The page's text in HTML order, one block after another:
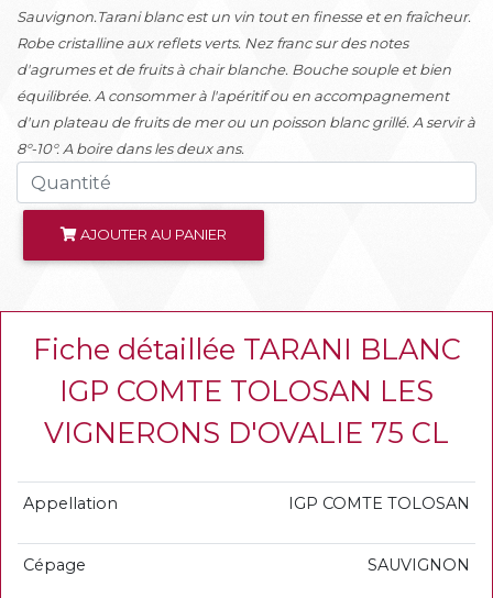
Sauvignon.Tarani blanc est un vin tout en finesse et en fraîcheur.
Robe cristalline aux reflets verts. Nez franc sur des notes
d'agrumes et de fruits à chair blanche. Bouche souple et bien
équilibrée. A consommer à l'apéritif ou en accompagnement
d'un plateau de fruits de mer ou un poisson blanc grillé. A servir à
8°-10°. A boire dans les deux ans.
AJOUTER AU PANIER
Fiche détaillée TARANI BLANC
IGP COMTE TOLOSAN LES
VIGNERONS D'OVALIE 75 CL
Appellation IGP COMTE TOLOSAN
Cépage SAUVIGNON